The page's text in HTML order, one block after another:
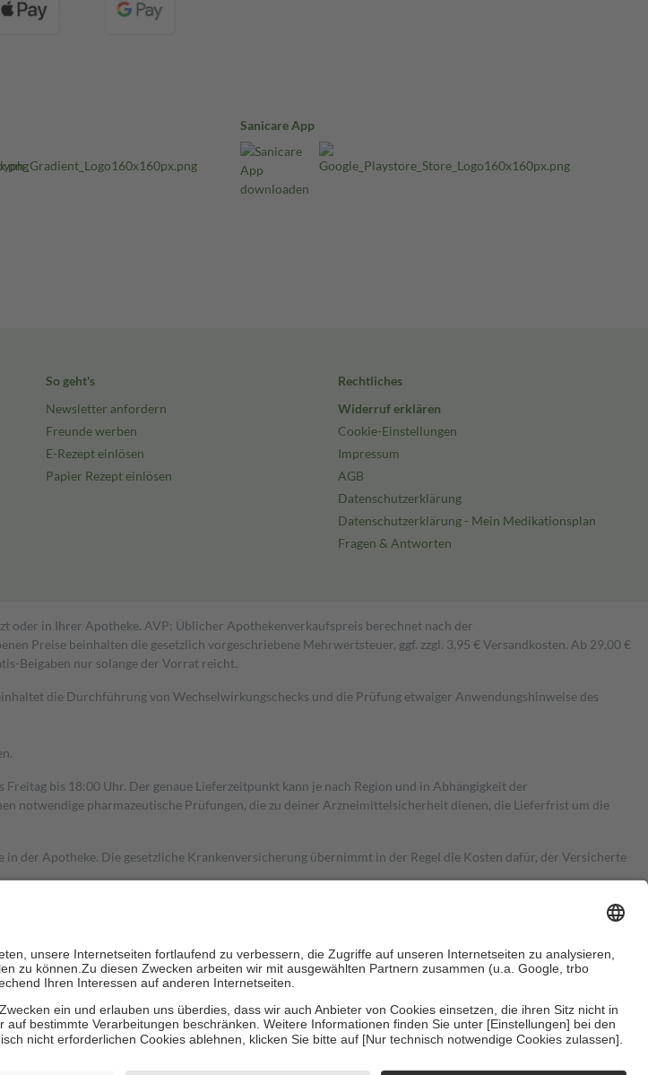
Sanicare App
So geht's
Newsletter anfordern
Freunde werben
E-Rezept einlösen
Papier Rezept einlösen
Rechtliches
Widerruf erklären
Cookie-Einstellungen
Impressum
AGB
Datenschutzerklärung
Datenschutzerklärung - Mein Medikationsplan
Fragen & Antworten
oder in Ihrer Apotheke. AVP: Üblicher Apothekenverkaufspreis berechnet nach der
Preise beinhalten die gesetzlich vorgeschriebene Mehrwertsteuer, ggf. zzgl. 3,95 € Versandkosten. Ab 29,00 €
Beigaben nur solange der Vorrat reicht.
die Durchführung von Wechselwirkungschecks und die Prüfung etwaiger Anwendungshinweise des
bis 18:00 Uhr. Der genaue Lieferzeitpunkt kann je nach Region und in Abhängigkeit der
notwendige pharmazeutische Prüfungen, die zu deiner Arzneimittelsicherheit dienen, die Lieferfrist um die
der Apotheke. Die gesetzliche Krankenversicherung übernimmt in der Regel die Kosten dafür, der Versicherte
zehn Euro je Verordnung.
der Familie zu unterstützen, fallenkeine Zuzahlungenan bei: